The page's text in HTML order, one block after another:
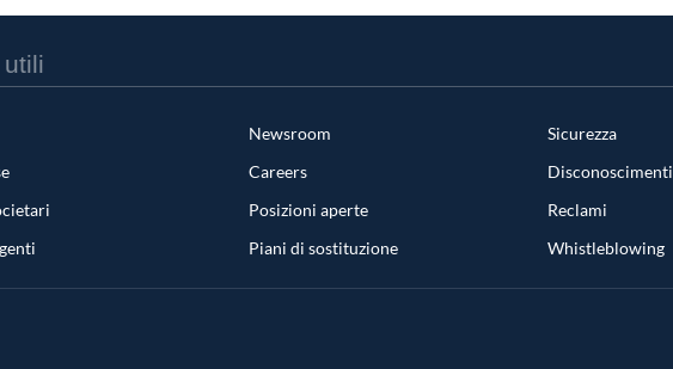
Newsroom
Careers
Posizioni aperte
Piani di sostituzione
Sicurezza
Disconoscimenti
Reclami
Whistleblowing